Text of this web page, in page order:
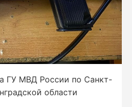
ГУ МВД России по Санкт-
области